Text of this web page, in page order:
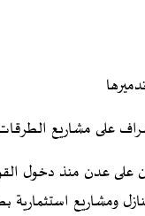
على مشاريع
عدن منذ دخول
ومشاريع